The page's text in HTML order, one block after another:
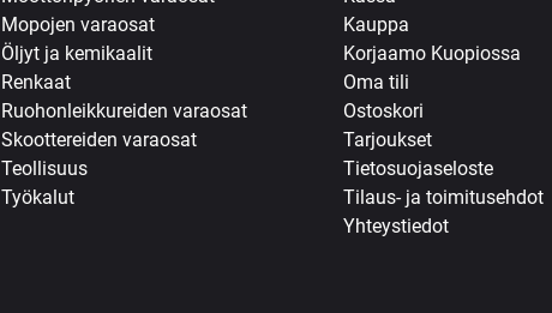
Mopojen varaosat
Öljyt ja kemikaalit
Renkaat
Ruohonleikkureiden varaosat
Skoottereiden varaosat
Teollisuus
Työkalut
Kauppa
Korjaamo Kuopiossa
Oma tili
Ostoskori
Tarjoukset
Tietosuojaseloste
Tilaus- ja toimitusehdot
Yhteystiedot